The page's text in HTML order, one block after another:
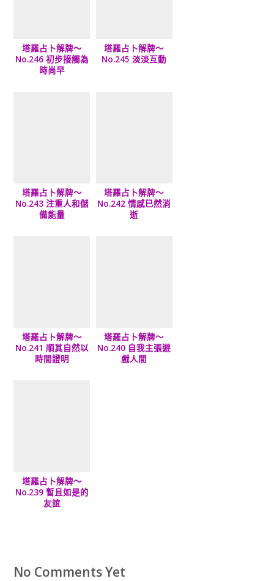
塔羅占卜解牌～
No.246 初步接觸為
時尚早
塔羅占卜解牌～
No.245 淡淡互動
塔羅占卜解牌～
No.243 注重人和儲
備能量
塔羅占卜解牌～
No.242 情感已然消
逝
塔羅占卜解牌～
No.241 順其自然以
時間證明
塔羅占卜解牌～
No.240 自我主張遊
戲人間
塔羅占卜解牌～
No.239 暫且如是的
友誼
No Comments Yet